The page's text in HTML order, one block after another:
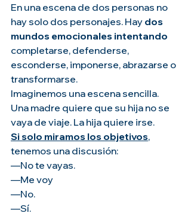
En una escena de dos personas no
hay solo dos personajes. Hay dos
mundos emocionales intentando
completarse, defenderse,
esconderse, imponerse, abrazarse o
transformarse.
Imaginemos una escena sencilla.
Una madre quiere que su hija no se
vaya de viaje. La hija quiere irse.
Si solo miramos los objetivos,
tenemos una discusión:
—No te vayas.
—Me voy
—No.
—Sí.